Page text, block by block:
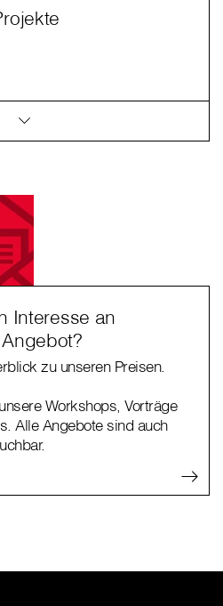
Interesse an
zu unseren Preisen.
Workshops, Vorträge
Alle Angebote sind auch